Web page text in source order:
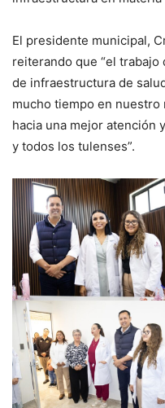
El presidente municipal,
reiterando que “el
de infraestructura de
mucho tiempo en nuestro
hacia una mejor atención
y todos los tulenses”.